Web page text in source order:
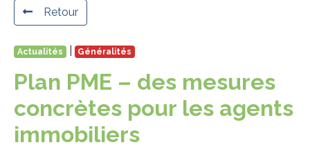
Retour
Actualités | Généralités
Plan PME – des mesures
concrètes pour les agents
immobiliers